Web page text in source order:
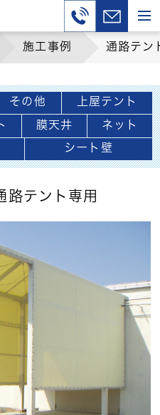
施工事例 通路テ
その他 上屋テント
膜天井 ネット
シート壁
テント専用